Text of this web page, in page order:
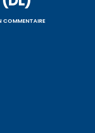
COMMENTAIRE